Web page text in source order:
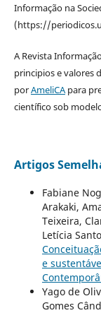
Informação na
(https://
A Revista
principios e valores
porAmeliCApara
científico sob
Artigos
Fabiane
Arakaki,
Teixeira,
Letícia
e
Yago de
Gomes